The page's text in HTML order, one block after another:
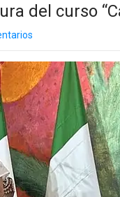
del curso